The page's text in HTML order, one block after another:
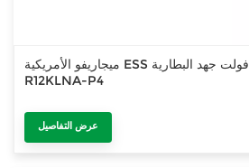
ميجاريفو الأمريكية ESS سبليت طور انفرتر 48 فولت جهد البطارية
R12KLNA-P4
عرض التفاصيل